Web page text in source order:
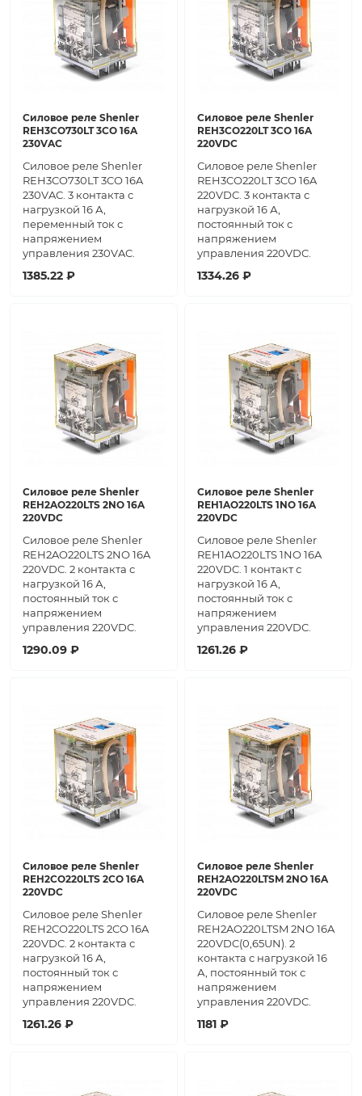
Силовое реле Shenler
REH3CO730LT 3CO 16A
230VAC
Силовое реле Shenler
REH3CO730LT 3CO 16A
230VAC. 3 контакта с
нагрузкой 16 А,
переменный ток с
напряжением
управления 230VAC.
1385.22 ₽
Силовое реле Shenler
REH3CO220LT 3CO 16A
220VDC
Силовое реле Shenler
REH3CO220LT 3CO 16A
220VDC. 3 контакта с
нагрузкой 16 А,
постоянный ток с
напряжением
управления 220VDC.
1334.26 ₽
Силовое реле Shenler
REH2AO220LTS 2NO 16A
220VDC
Силовое реле Shenler
REH2AO220LTS 2NO 16A
220VDC. 2 контакта с
нагрузкой 16 А,
постоянный ток с
напряжением
управления 220VDC.
1290.09 ₽
Силовое реле Shenler
REH1AO220LTS 1NO 16A
220VDC
Силовое реле Shenler
REH1AO220LTS 1NO 16A
220VDC. 1 контакт с
нагрузкой 16 А,
постоянный ток с
напряжением
управления 220VDC.
1261.26 ₽
Силовое реле Shenler
REH2CO220LTS 2CO 16A
220VDC
Силовое реле Shenler
REH2CO220LTS 2CO 16A
220VDC. 2 контакта с
нагрузкой 16 А,
постоянный ток с
напряжением
управления 220VDC.
1261.26 ₽
Силовое реле Shenler
REH2AO220LTSM 2NO 16A
220VDC
Силовое реле Shenler
REH2AO220LTSM 2NO 16A
220VDC(0,65UN). 2
контакта с нагрузкой 16
А, постоянный ток с
напряжением
управления 220VDC.
1181 ₽